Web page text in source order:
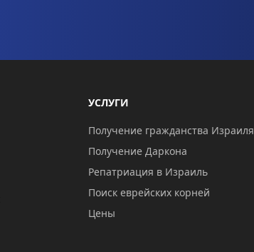
УСЛУГИ
Получение гражданства Израиля
Получение Даркона
Репатриация в Израиль
Поиск еврейских корней
Цены